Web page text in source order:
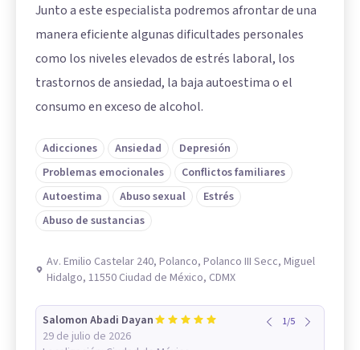
Junto a este especialista podremos afrontar de una
manera eficiente algunas dificultades personales
como los niveles elevados de estrés laboral, los
trastornos de ansiedad, la baja autoestima o el
consumo en exceso de alcohol.
Adicciones Ansiedad
Depresión
Problemas emocionales
Conflictos familiares
Autoestima
Abuso sexual
Estrés
Abuso de sustancias
Av. Emilio Castelar 240, Polanco, Polanco III Secc, Miguel
Hidalgo, 11550 Ciudad de México, CDMX
Salomon Abadi Dayan
29 de julio de 2026
1/5